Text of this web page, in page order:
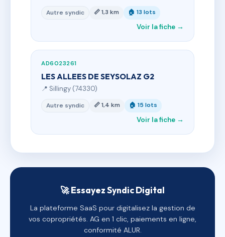
Autre syndic 📏 1,3 km 🏠 13 lots
Voir la fiche →
AD6023261
LES ALLEES DE SEYSOLAZ G2
📍 Sillingy (74330)
Autre syndic 📏 1,4 km 🏠 15 lots
Voir la fiche →
🚀 Essayez Syndic Digital
La plateforme SaaS pour digitalisez la gestion de
vos copropriétés. AG en 1 clic, paiements en ligne,
conformité ALUR.